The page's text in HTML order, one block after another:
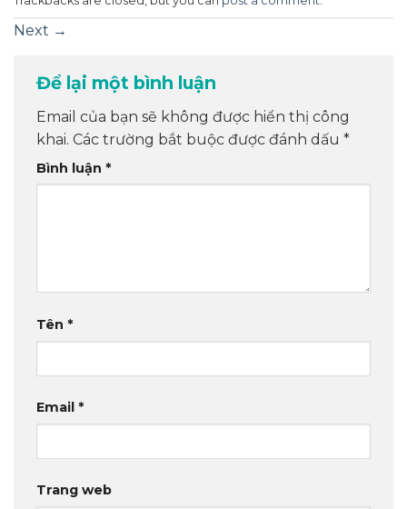
Next →
Để lại một bình luận
Email của bạn sẽ không được hiển thị công
khai. Các trường bắt buộc được đánh dấu *
Bình luận *
Tên *
Email *
Trang web